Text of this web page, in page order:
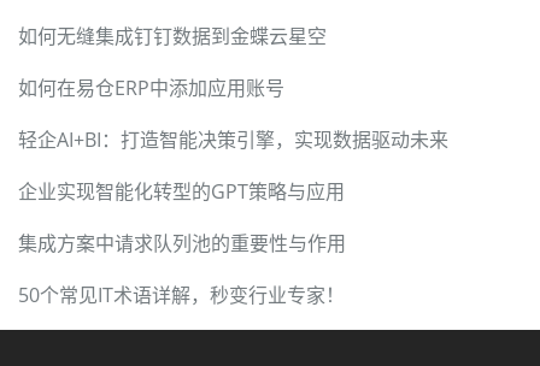
如何无缝集成钉钉数据到金蝶云星空
如何在易仓ERP中添加应用账号
轻企AI+BI：打造智能决策引擎，实现数据驱动未来
企业实现智能化转型的GPT策略与应用
集成方案中请求队列池的重要性与作用
50个常见IT术语详解，秒变行业专家！